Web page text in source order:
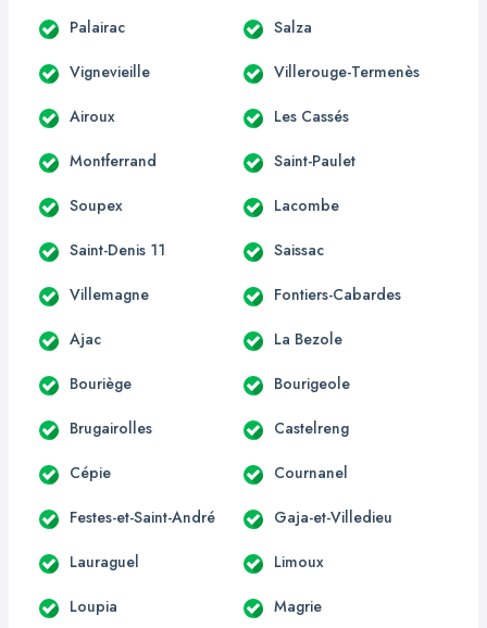
Palairac Salza
Vignevieille Villerouge-Termenès
Airoux Les Cassés
Montferrand Saint-Paulet
Soupex Lacombe
Saint-Denis 11 Saissac
Villemagne Fontiers-Cabardes
Ajac La Bezole
Bouriège Bourigeole
Brugairolles Castelreng
Cépie Cournanel
Festes-et-Saint-André Gaja-et-Villedieu
Lauraguel Limoux
Loupia Magrie